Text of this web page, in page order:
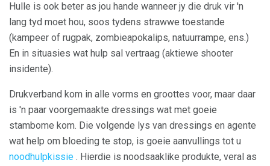
Hulle is ook beter as jou hande wanneer jy die druk vir 'n
lang tyd moet hou, soos tydens strawwe toestande
(kampeer of rugpak, zombieapokalips, natuurrampe, ens.)
En in situasies wat hulp sal vertraag (aktiewe shooter
insidente).
Drukverband kom in alle vorms en groottes voor, maar daar
is 'n paar voorgemaakte dressings wat met goeie
stambome kom. Die volgende lys van dressings en agente
wat help om bloeding te stop, is goeie aanvullings tot u
noodhulpkissie . Hierdie is noodsaaklike produkte, veral as